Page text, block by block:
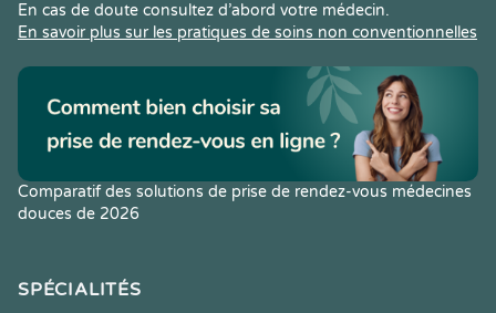
En cas de doute consultez d’abord votre médecin.
En savoir plus sur les pratiques de soins non conventionnelles
Comparatif des solutions de prise de rendez-vous médecines
douces de 2026
SPÉCIALITÉS